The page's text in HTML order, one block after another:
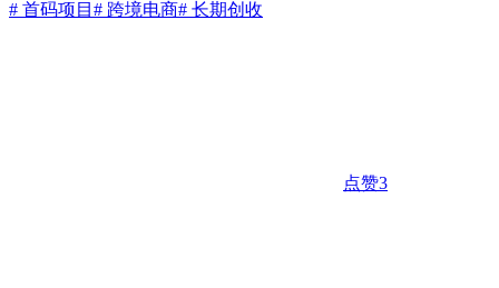
# 首码项目 # 跨境电商# 长期创收
点赞3